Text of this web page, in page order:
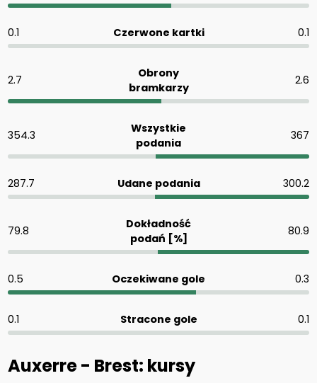
0.1 Czerwone kartki 0.1
2.7
Obrony
bramkarzy
2.6
354.3
Wszystkie
podania
367
287.7 Udane podania 300.2
79.8
Dokładność
podań [%]
80.9
0.5 Oczekiwane gole 0.3
0.1 Stracone gole 0.1
Auxerre - Brest: kursy